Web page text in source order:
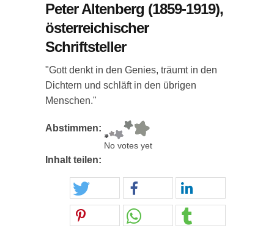
Peter Altenberg (1859-1919),
österreichischer
Schriftsteller
"Gott denkt in den Genies, träumt in den
Dichtern und schläft in den übrigen
Menschen."
Abstimmen:
No votes yet
Inhalt teilen: